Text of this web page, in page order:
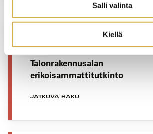
Salli valinta
Kiellä
Talonrakennusalan
erikoisammattitutkinto
JATKUVA HAKU